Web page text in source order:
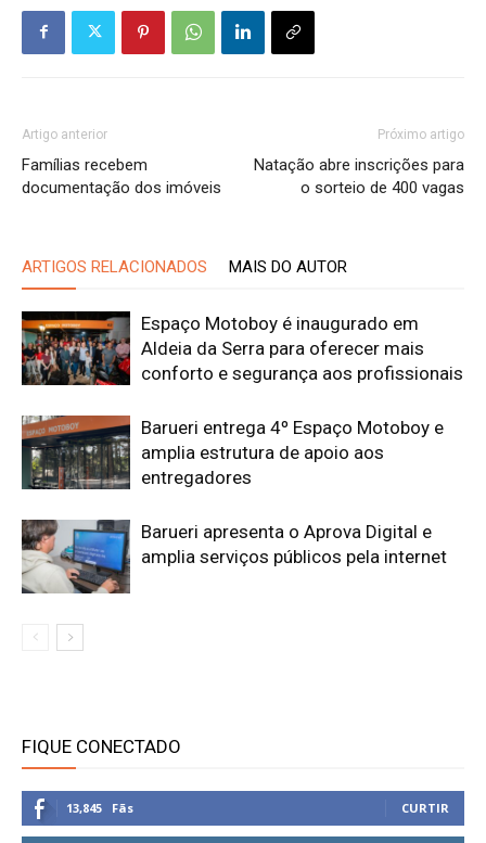
Artigo anterior
Famílias recebem
documentação dos imóveis
Próximo artigo
Natação abre inscrições para
o sorteio de 400 vagas
ARTIGOS RELACIONADOS MAIS DO AUTOR
Espaço Motoboy é inaugurado em
Aldeia da Serra para oferecer mais
conforto e segurança aos profissionais
Barueri entrega 4º Espaço Motoboy e
amplia estrutura de apoio aos
entregadores
Barueri apresenta o Aprova Digital e
amplia serviços públicos pela internet
FIQUE CONECTADO
13,845 Fãs CURTIR